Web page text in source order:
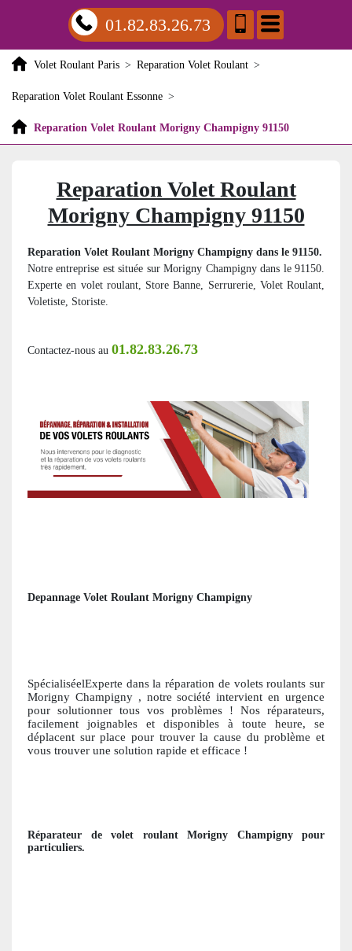
01.82.83.26.73
Volet Roulant Paris > Reparation Volet Roulant >
Reparation Volet Roulant Essonne >
Reparation Volet Roulant Morigny Champigny 91150
Reparation Volet Roulant
Morigny Champigny 91150
Reparation Volet Roulant Morigny Champigny dans le 91150.
Notre entreprise est située sur Morigny Champigny dans le 91150.
Experte en volet roulant, Store Banne, Serrurerie, Volet Roulant,
Voletiste, Storiste.
Contactez-nous au 01.82.83.26.73
Depannage Volet Roulant Morigny Champigny
SpécialiséelExperte dans la réparation de volets roulants sur
Morigny Champigny , notre société intervient en urgence
pour solutionner tous vos problèmes ! Nos réparateurs,
facilement joignables et disponibles à toute heure, se
déplacent sur place pour trouver la cause du problème et
vous trouver une solution rapide et efficace !
Réparateur de volet roulant Morigny Champigny pour
particuliers.